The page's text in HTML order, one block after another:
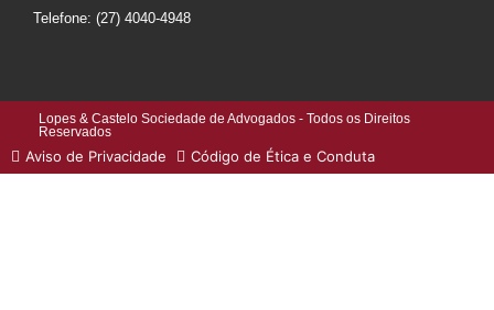
Telefone: (27) 4040-4948
Lopes & Castelo Sociedade de Advogados - Todos os Direitos
Reservados
Aviso de Privacidade Código de Ética e Conduta